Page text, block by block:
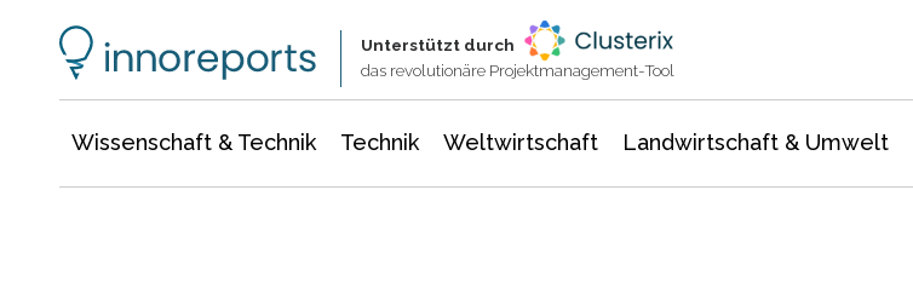
Unterstützt durch
das revolutionäre Projektmanagement-Tool
Wissenschaft & Technik Technik Weltwirtschaft Landwirtschaft & Umwelt